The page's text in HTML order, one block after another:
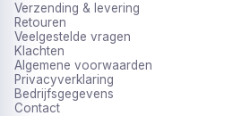
Verzending & levering
Retouren
Veelgestelde vragen
Klachten
Algemene voorwaarden
Privacyverklaring
Bedrijfsgegevens
Contact